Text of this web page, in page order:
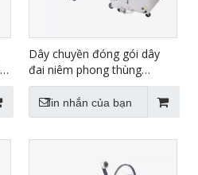
Dây chuyền đóng gói dây
đai niêm phong thùng
carton tự động XFK-1C
Tin nhắn của bạn